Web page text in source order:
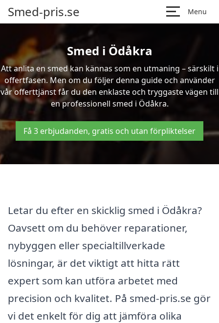
Smed-pris.se Menu
Smed i Ödåkra
Att anlita en smed kan kännas som en utmaning – särskilt i
offertfasen. Men om du följer denna guide och använder
vår offerttjänst får du den enklaste och tryggaste vägen till
en professionell smed i Ödåkra.
Få 3 erbjudanden, gratis och utan förpliktelser
Letar du efter en skicklig smed i Ödåkra?
Oavsett om du behöver reparationer,
nybyggen eller specialtillverkade
lösningar, är det viktigt att hitta rätt
expert som kan utföra arbetet med
precision och kvalitet. På smed-pris.se gör
vi det enkelt för dig att jämföra olika